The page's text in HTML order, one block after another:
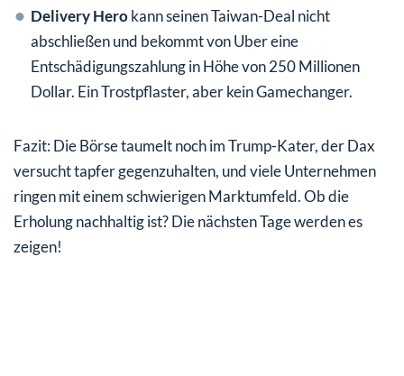
Delivery Herokann seinen Taiwan-Deal nicht
abschließen und bekommt von Uber eine
Entschädigungszahlung in Höhe von 250 Millionen
Dollar. Ein Trostpflaster, aber kein Gamechanger.
Fazit: Die Börse taumelt noch im Trump-Kater, der Dax
versucht tapfer gegenzuhalten, und viele Unternehmen
ringen mit einem schwierigen Marktumfeld. Ob die
Erholung nachhaltig ist? Die nächsten Tage werden es
zeigen!